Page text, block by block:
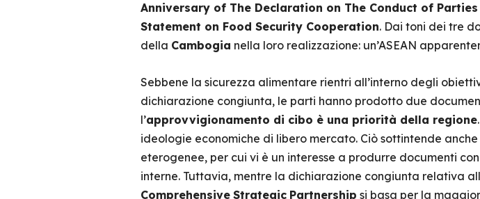
Anniversary of The Declaration on The Conduct of Parties
Statement on Food Security Cooperation. Dai toni dei tre
della Cambogia nella loro realizzazione: un’ASEAN
Sebbene la sicurezza alimentare rientri all’interno degli
dichiarazione congiunta, le parti hanno prodotto due
l’approvvigionamento di cibo è una priorità della regione
ideologie economiche di libero mercato. Ciò sottintende
eterogenee, per cui vi è un interesse a produrre documenti
interne. Tuttavia, mentre la dichiarazione congiunta relativa
Comprehensive Strategic Partnership si basa per la